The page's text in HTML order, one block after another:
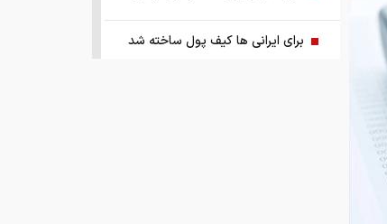
برای ایرانی ها کیف پول ساخته شد